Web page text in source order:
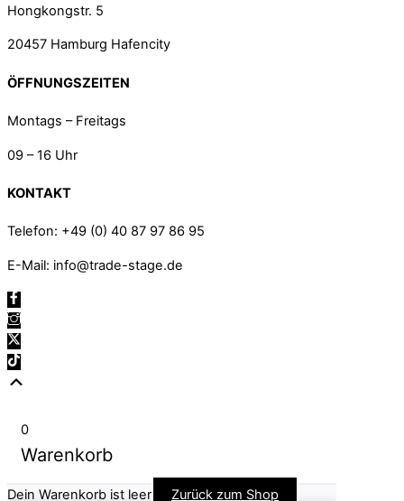
Hongkongstr. 5
20457 Hamburg Hafencity
ÖFFNUNGSZEITEN
Montags – Freitags
09 – 16 Uhr
KONTAKT
Telefon: +49 (0) 40 87 97 86 95
E-Mail: info@trade-stage.de
0
Warenkorb
Dein Warenkorb ist leer Zurück zum Shop